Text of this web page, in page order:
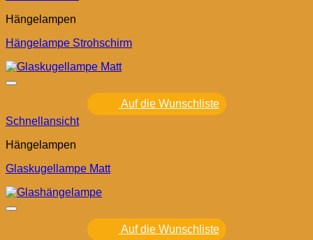
Hängelampen
Hängelampe Strohschirm
Auf die Wunschliste
Schnellansicht
Hängelampen
Glaskugellampe Matt
Auf die Wunschliste